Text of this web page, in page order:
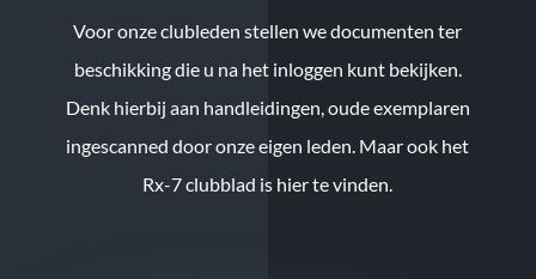
Voor onze clubleden stellen we documenten ter
beschikking die u na het inloggen kunt bekijken.
Denk hierbij aan handleidingen, oude exemplaren
ingescanned door onze eigen leden. Maar ook het
Rx-7 clubblad is hier te vinden.